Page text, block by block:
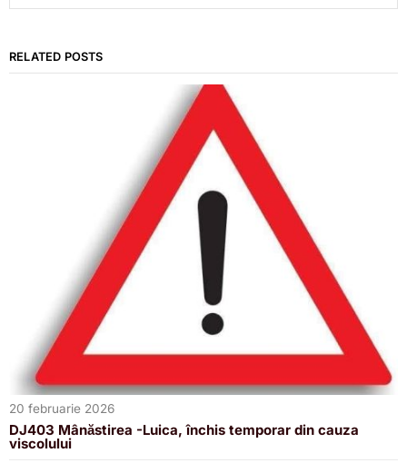
RELATED POSTS
20 februarie 2026
DJ403 Mânăstirea -Luica, închis temporar din cauza
viscolului